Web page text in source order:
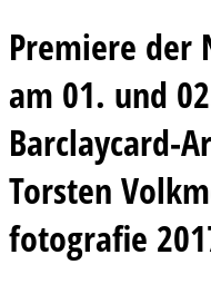
Premiere der
am 01. und
Barclaycard-
Torsten
fotografie